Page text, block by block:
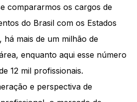
compararmos os cargos de
do Brasil com os Estados
há mais de um milhão de
enquanto aqui esse número
12 mil profissionais.
e perspectiva de